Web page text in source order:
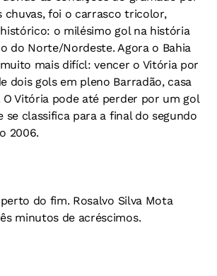
chuvas, foi o carrasco tricolor,
o milésimo gol na história
do Norte/Nordeste. Agora o Bahia
mais difícl: vencer o Vitória por
dois gols em pleno Barradão, casa
Vitória pode até perder por um gol
se classifica para a final do segundo
2006.
do fim. Rosalvo Silva Mota
minutos de acréscimos.